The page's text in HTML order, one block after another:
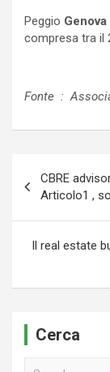
Peggio Genova
compresa tra il
Fonte :
articoli
CBRE
Articolo1 ,
Il real estate
Cerca